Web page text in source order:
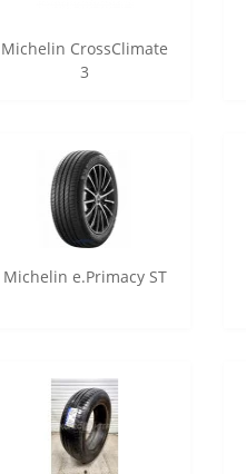
Michelin CrossClimate
3
Michelin e.Primacy ST